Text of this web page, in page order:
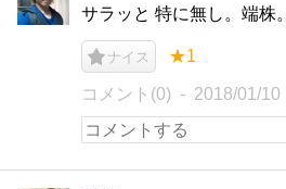
サラッと 特に無し。端株。
ナイス ★1
コメント(0) 2018/01/10